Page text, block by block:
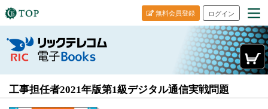
ログイン
無料会員登録
工事担任者2021年版第1級デジタル通信実戦問題